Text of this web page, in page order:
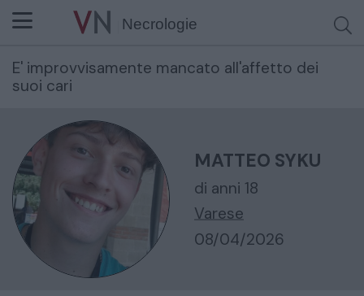
Necrologie
Cerca per nome o cognome
E' improvvisamente mancato all'affetto dei
suoi cari
MATTEO SYKU
di anni 18
Varese
08/04/2026